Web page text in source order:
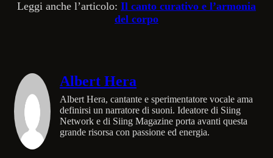
Leggi anche l’articolo: Il canto curativo e l’armonia
del corpo
Albert Hera
Albert Hera, cantante e sperimentatore vocale ama
definirsi un narratore di suoni. Ideatore di Siing
Network e di Siing Magazine porta avanti questa
grande risorsa con passione ed energia.